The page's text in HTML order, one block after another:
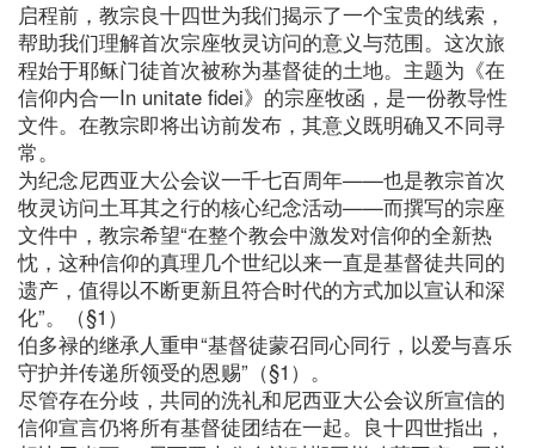
启程前，教宗良十四世为我们揭示了一个宝贵的线索，
帮助我们理解首次宗座牧灵访问的意义与范围。这次旅
程始于耶稣门徒首次被称为基督徒的土地。主题为《在
信仰内合一In unitate fidei》的宗座牧函，是一份教导性
文件。在教宗即将出访前发布，其意义既明确又不同寻
常。
为纪念尼西亚大公会议一千七百周年——也是教宗首次
牧灵访问土耳其之行的核心纪念活动——而撰写的宗座
文件中，教宗希望“在整个教会中激发对信仰的全新热
忱，这种信仰的真理几个世纪以来一直是基督徒共同的
遗产，值得以不断更新且符合时代的方式加以宣认和深
化”。（§1）
伯多禄的继承人重申“基督徒蒙召同心同行，以爱与喜乐
守护并传递所领受的恩赐”（§1）。
尽管存在分歧，共同的洗礼和尼西亚大公会议所宣信的
信仰宣言仍将所有基督徒团结在一起。良十四世指出，